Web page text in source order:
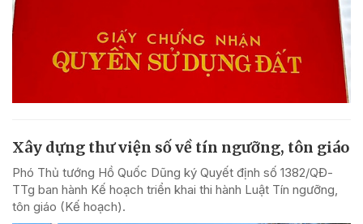
Xây dựng thư viện số về tín ngưỡng, tôn giáo
Phó Thủ tướng Hồ Quốc Dũng ký Quyết định số 1382/QĐ-
TTg ban hành Kế hoạch triển khai thi hành Luật Tín ngưỡng,
tôn giáo (Kế hoạch).